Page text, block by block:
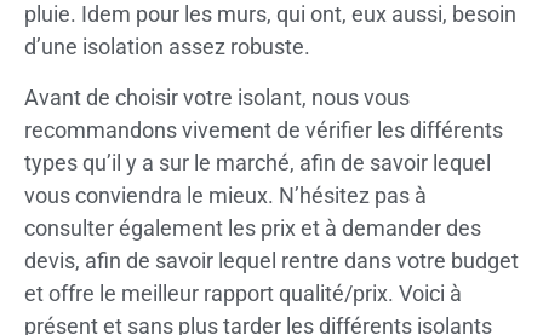
pluie. Idem pour les murs, qui ont, eux aussi, besoin
d’une isolation assez robuste.
Avant de choisir votre isolant, nous vous
recommandons vivement de vérifier les différents
types qu’il y a sur le marché, afin de savoir lequel
vous conviendra le mieux. N’hésitez pas à
consulter également les prix et à demander des
devis, afin de savoir lequel rentre dans votre budget
et offre le meilleur rapport qualité/prix. Voici à
présent et sans plus tarder les différents isolants